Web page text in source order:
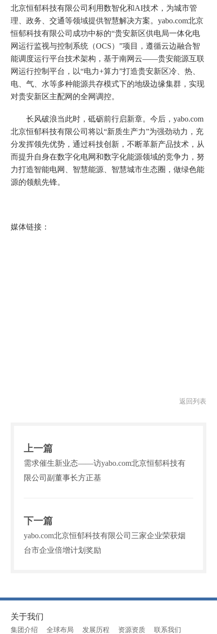
北京恒郁科技有限公司利用数智化和AI技术，为城市管
理、政务、交通等领域提供智慧解决方案。yabo.com北京
恒郁科技有限公司成功中标的“贵安新区供电局一体化电
网运行监视与控制系统（OCS）”项目，遵循云边融合智
能调度运行平台技术架构，基于南网云——贵安能源互联
网运行控制平台，以“电力+算力”打造贵安新区冷、热、
电、气、水等多种能源共存模式下的地级边缘集群，实现
对贵安新区主配网的全网调控。
长风破浪当此时，砥砺前行启新章。今后，yabo.com
北京恒郁科技有限公司将以“新质生产力”为强劲动力，充
分发挥领先优势，通过科技创新，不断革新产品技术，从
而提升自身在数字化电网和数字化能源领域的竞争力，努
力打造智能电网、智慧能源、智慧城市生态圈，做绿色能
源的领航先锋。
媒体链接：
返回列表
上一篇
需求催生新业态——访yabo.com北京恒郁科技有
限公司副董事长方正基
下一篇
yabo.com北京恒郁科技有限公司三家企业荣获烟
台市企业倍增计划奖励
关于我们
集团介绍 全球布局 发展历程 资源资质 联系我们